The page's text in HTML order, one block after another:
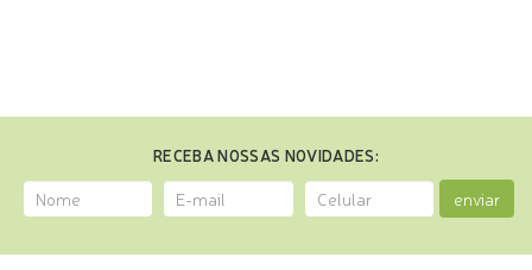
RECEBA NOSSAS NOVIDADES:
enviar